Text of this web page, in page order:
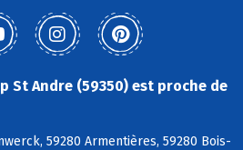
St Andre (59350) est proche de
59280 Armentières, 59280 Bois-